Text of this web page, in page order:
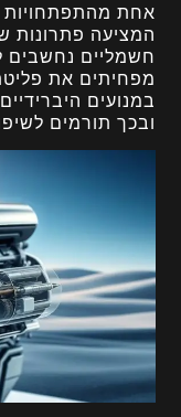
אחת מהתפתחויות
המציעה פתרונות
חשמליים נחשבים
מפחיתים את
במנועים
ובכך תורמים